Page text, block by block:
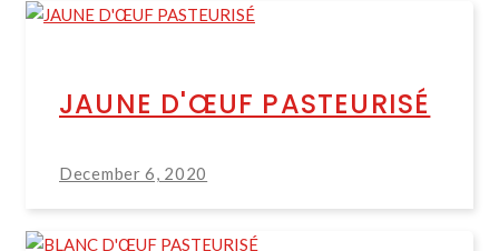
JAUNE D'ŒUF PASTEURISÉ
December 6, 2020